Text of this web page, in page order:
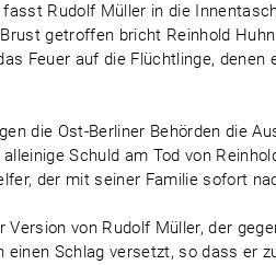
Rudolf Müller in die
getroffen bricht Reinhold
Feuer auf die Flüchtlinge, denen
die Ost-Berliner Behörden die
Schuld am Tod von
der mit seiner Familie sofort
Version von Rudolf Müller, der
einen Schlag versetzt, so dass er